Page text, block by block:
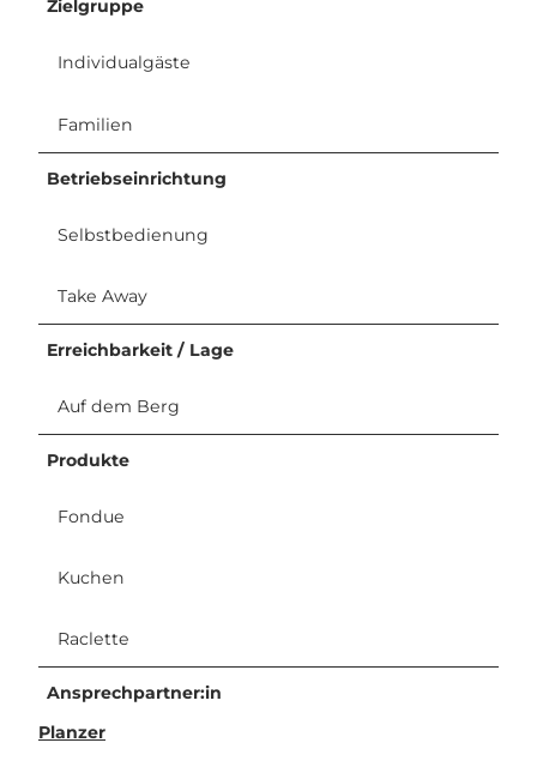
Zielgruppe
Individualgäste
Familien
Betriebseinrichtung
Selbstbedienung
Take Away
Erreichbarkeit / Lage
Auf dem Berg
Produkte
Fondue
Kuchen
Raclette
Ansprechpartner:in
Planzer